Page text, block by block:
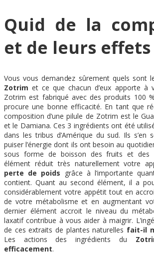
Quid de la
et de leurs effets
Vous vous demandez sûrement quels sont
Zotrim et ce que chacun d’eux apporte à
Zotrim est fabriqué avec des produits 100
procure une bonne efficacité. En tant que
composition d’une pilule de Zotrim est le
et le Damiana. Ces 3 ingrédients ont été
dans les tribus d’Amérique du sud. Ils s’en
puiser l’énergie dont ils ont besoin au
sous forme de boisson des fruits et des
élément réduit très naturellement votre
perte de poids grâce à l’importante
contient. Quant au second élément, il a
considérablement votre appétit tout en
de votre métabolisme et en augmentant
dernier élément accroit le niveau du
laxatif contribue à vous aider à maigrir.
de ces extraits de plantes naturelles fait-il
Les actions des ingrédients du
efficacement.